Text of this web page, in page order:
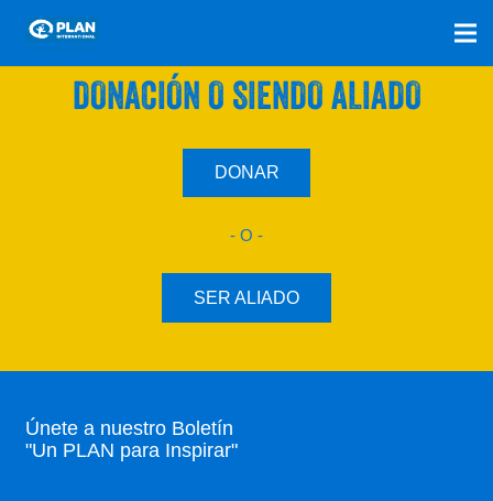
SÚMATE A NUESTRO PLAN CON UNA
DONACIÓN O SIENDO ALIADO
DONAR
- O -
SER ALIADO
Únete a nuestro Boletín
"Un PLAN para Inspirar"